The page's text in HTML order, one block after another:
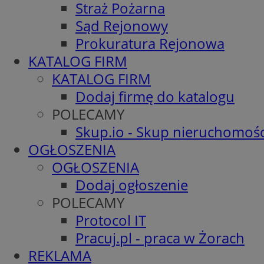
Straż Pożarna
Sąd Rejonowy
Prokuratura Rejonowa
KATALOG FIRM
KATALOG FIRM
Dodaj firmę do katalogu
POLECAMY
Skup.io - Skup
OGŁOSZENIA
OGŁOSZENIA
Dodaj ogłoszenie
POLECAMY
Protocol IT
Pracuj.pl - praca w Żorach
REKLAMA